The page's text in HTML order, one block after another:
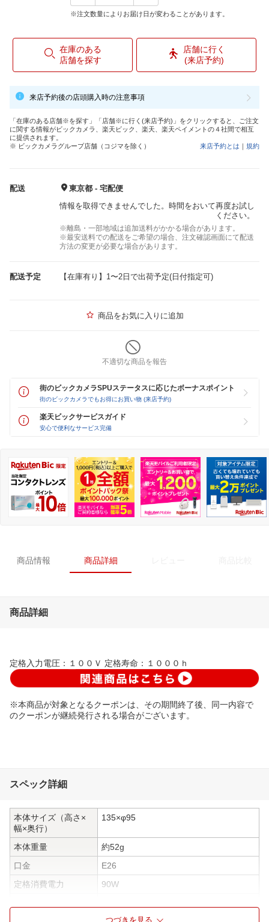
※注文数量によりお届け日が変わることがあります。
在庫のある
店舗を探す
店舗に行く
(来店予約)
来店予約後の店頭購入時の注意事項
「在庫のある店舗※を探す」「店舗※に行く(来店予約)」をクリックすると、ご注文
に関する情報がビックカメラ、楽天ビック、楽天、楽天ペイメントの４社間で相互
に提供されます。
※ ビックカメラグループ店舗（コジマを除く）
来店予約とは ｜ 規約
配送
東京都 - 宅配便
情報を取得できませんでした。時間をおいて再度お試し
ください。
※離島・一部地域は追加送料がかかる場合があります。
※最安送料での配送をご希望の場合、注文確認画面にて配送
方法の変更が必要な場合があります。
配送予定 【在庫有り】1〜2日で出荷予定(日付指定可)
商品をお気に入りに追加
不適切な商品を報告
街のビックカメラSPUステータスに応じたボーナスポイント
街のビックカメラでもお得にお買い物 (来店予約)
楽天ビックサービスガイド
安心で便利なサービス完備
商品情報 商品詳細
商品詳細
定格入力電圧：１００Ｖ 定格寿命：１０００ｈ
※本商品が対象となるクーポンは、その期間終了後、同一内容で
のクーポンが継続発行される場合がございます。
スペック詳細
本体サイズ（高さ×
幅×奥行）
135×φ95
本体重量
約52g
口金
E26
定格消費電力
90W
つづきを見る